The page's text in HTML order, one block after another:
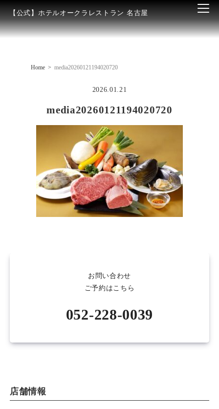
【公式】ホテルオークラレストラン 名古屋
Home media20260121194020720
2026.01.21
media20260121194020720
お問い合わせ
ご予約はこちら
052-228-0039
店舗情報